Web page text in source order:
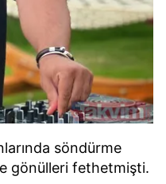
söndürme
gönülleri fethetmişti.